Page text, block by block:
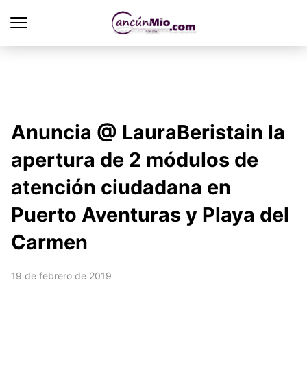
Anuncia @ LauraBeristain la
apertura de 2 módulos de
atención ciudadana en
Puerto Aventuras y Playa del
Carmen
19 de febrero de 2019